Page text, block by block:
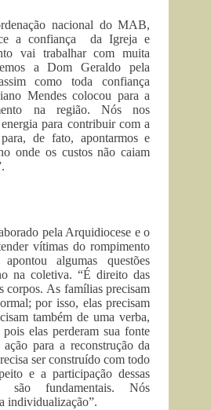
nacional do MAB,
a confiança da Igreja e
vai trabalhar com muita
a Dom Geraldo pela
como toda confiança
Mendes colocou para a
na região. Nós nos
para contribuir com a
de fato, apontarmos e
onde os custos não caiam
pela Arquidiocese e o
vítimas do rompimento
algumas questões
na coletiva. “É direito das
corpos. As famílias precisam
por isso, elas precisam
também de uma verba,
elas perderam sua fonte
para a reconstrução da
ser construído com todo
e a participação dessas
são fundamentais. Nós
individualização”.